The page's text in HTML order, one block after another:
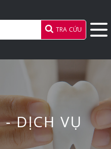
TRA CỨU
DỊCH VỤ